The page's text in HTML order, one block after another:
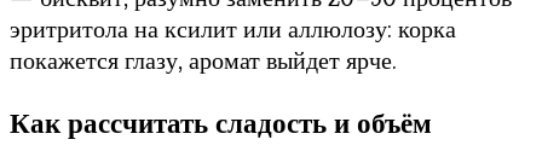
эритритола на ксилит или аллюлозу: корка
покажется глазу, аромат выйдет ярче.
Как рассчитать сладость и объём